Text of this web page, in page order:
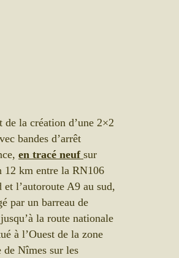
de la création d’une 2×2
bandes d’arrêt
en tracé neuf sur
12 km entre la RN106
et l’autoroute A9 au sud,
par un barreau de
la route nationale
à l’Ouest de la zone
de Nîmes sur les